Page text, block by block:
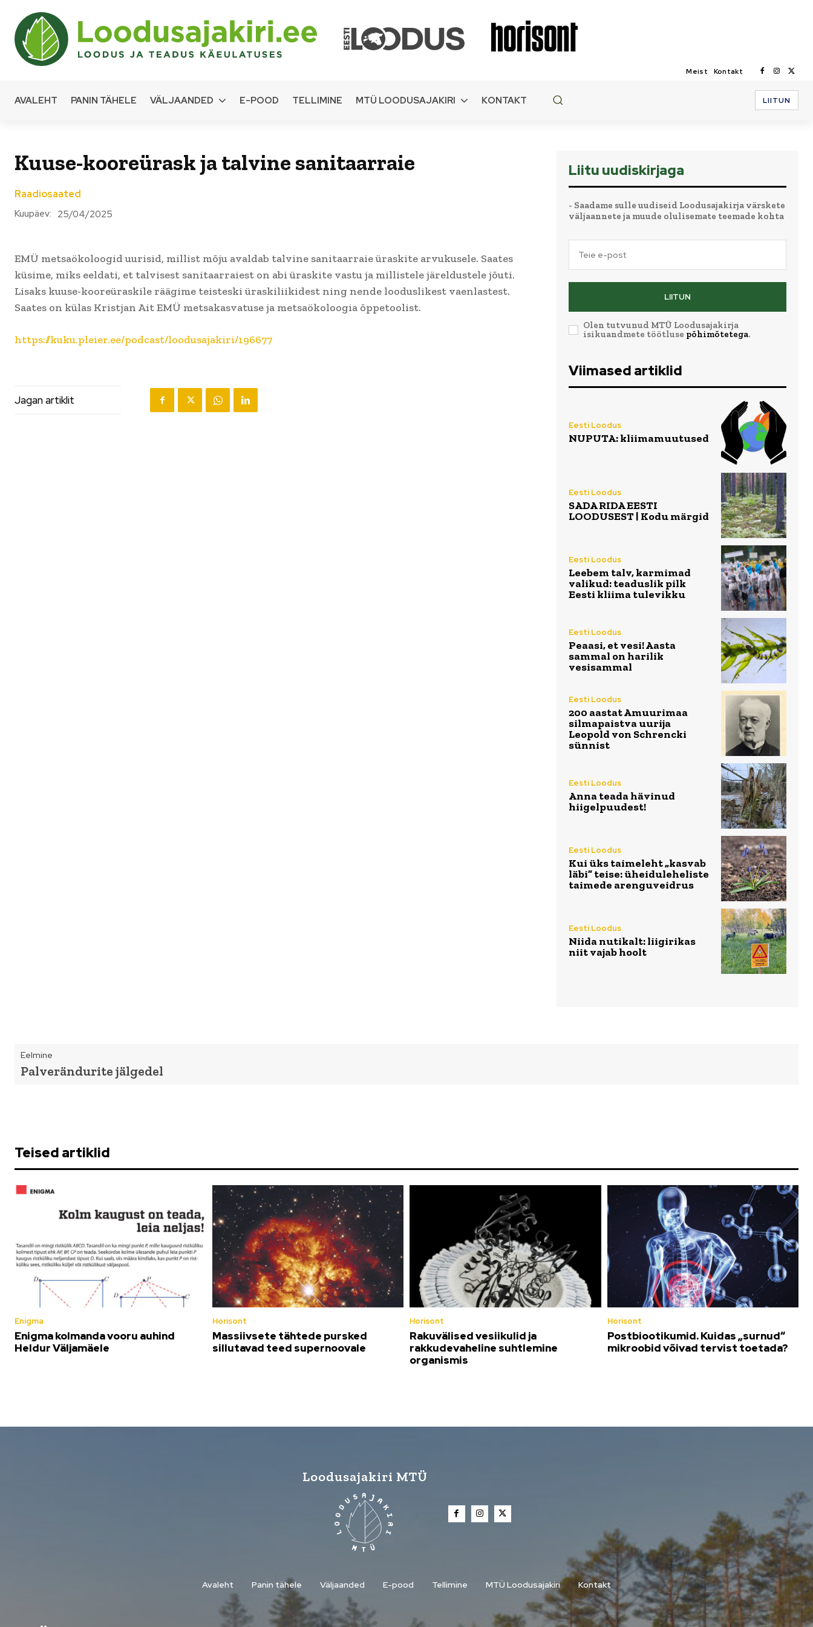
Meist Kontakt
AVALEHT PANIN TÄHELE VÄLJAANDED E-POOD TELLIMINE MTÜ LOODUSAJAKIRI KONTAKT LIITUN
Kuuse-kooreürask ja talvine sanitaarraie
Raadiosaated
Kuupäev: 25/04/2025
EMÜ metsaökoloogid uurisid, millist mõju avaldab talvine sanitaarraie üraskite arvukusele. Saates
küsime, miks eeldati, et talvisest sanitaarraiest on abi üraskite vastu ja millistele järeldustele jõuti.
Lisaks kuuse-kooreüraskile räägime teisteski üraskiliikidest ning nende looduslikest vaenlastest.
Saates on külas Kristjan Ait EMÜ metsakasvatuse ja metsaökoloogia õppetoolist.
https://kuku.pleier.ee/podcast/loodusajakiri/196677
Jagan artiklit
Liitu uudiskirjaga
- Saadame sulle uudiseid Loodusajakirja värskete
väljaannete ja muude olulisemate teemade kohta
LIITUN
Olen tutvunud MTÜ Loodusajakirja
isikuandmete töötluse põhimõtetega.
Viimased artiklid
Eesti Loodus
NUPUTA: kliimamuutused
Eesti Loodus
SADA RIDA EESTI
LOODUSEST | Kodu märgid
Eesti Loodus
Leebem talv, karmimad
valikud: teaduslik pilk
Eesti kliima tulevikku
Eesti Loodus
Peaasi, et vesi! Aasta
sammal on harilik
vesisammal
Eesti Loodus
200 aastat Amuurimaa
silmapaistva uurija
Leopold von Schrencki
sünnist
Eesti Loodus
Anna teada hävinud
hiigelpuudest!
Eesti Loodus
Kui üks taimeleht „kasvab
läbi” teise: üheiduleheliste
taimede arenguveidrus
Eesti Loodus
Niida nutikalt: liigirikas
niit vajab hoolt
Eelmine
Palverändurite jälgedel
Teised artiklid
Enigma
Enigma kolmanda vooru auhind
Heldur Väljamäele
Horisont
Massiivsete tähtede pursked
sillutavad teed supernoovale
Horisont
Rakuvälised vesiikulid ja
rakkudevaheline suhtlemine
organismis
Horisont
Postbiootikumid. Kuidas „surnud“
mikroobid võivad tervist toetada?
Loodusajakiri MTÜ
Avaleht Panin tähele Väljaanded E-pood Tellimine MTÜ Loodusajakiri Kontakt